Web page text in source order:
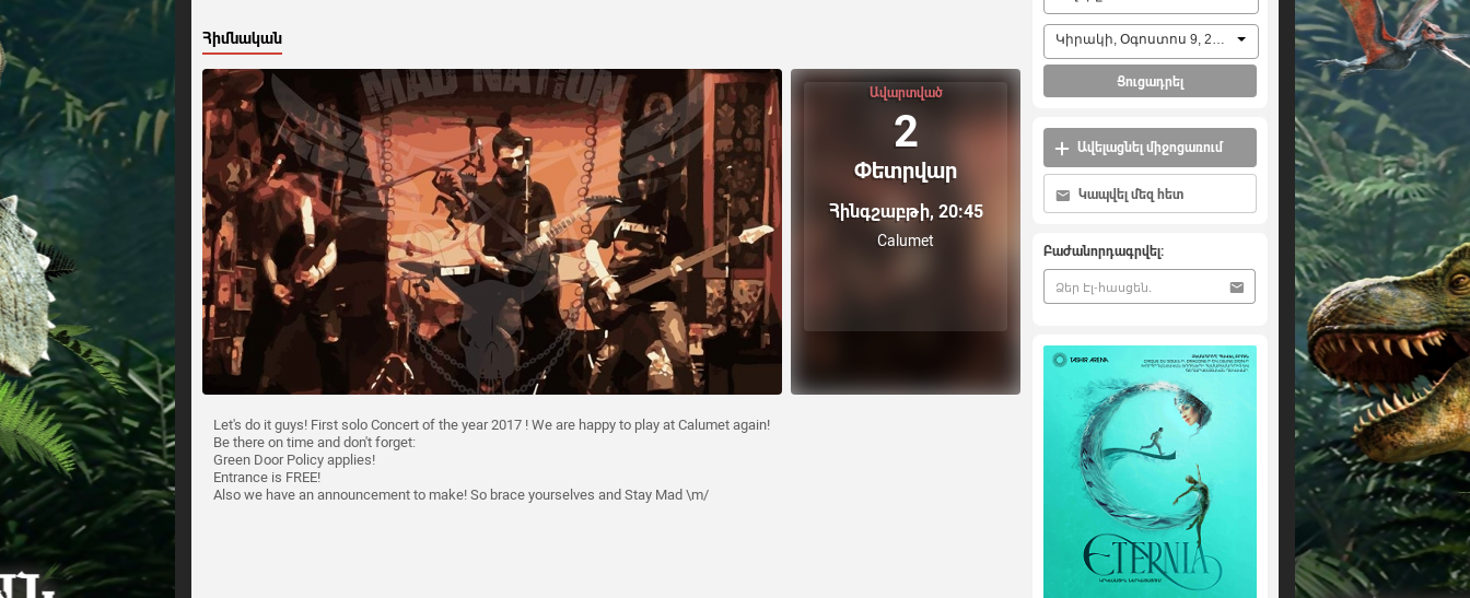
Հիմնական
Ավարտված
2
Փետրվար
Հինգշաբթի, 20:45
Calumet
Let's do it guys! First solo Concert of the year 2017 ! We are happy to play at Calumet again!
Be there on time and don't forget:
Green Door Policy applies!
Entrance is FREE!
Also we have an announcement to make! So brace yourselves and Stay Mad \m/
Կիրակի, Օգոստոս 9, 2026
Ցուցադրել
Ավելացնել միջոցառում
Կապվել մեզ հետ
Բաժանորդագրվել: